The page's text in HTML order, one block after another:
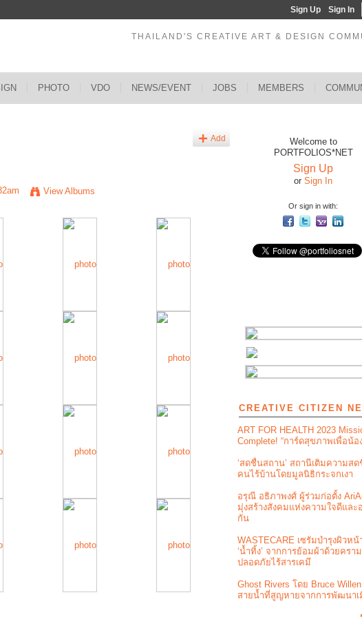
Sign Up Sign In
THAILAND'S CREATIVE ART & DESIGN
PHOTO VDO NEWS/EVENT JOBS MEMBERS
Add
View Albums
Welcome to
PORTFOLIOS*NET
Sign Up
or Sign In
Or sign in with:
CREATIVE CITIZEN
ART FOR HEALTH 2023
Complete! “การ์ดสุขภาพเพื่อน้อ
‘สดชื่นสถาน’ สถานีเติมความส
คนไร้บ้านโดยมูลนิธิกระจกเงา
อรุณี อธิภาพงศ์ ผู้ร่วมก่อตั้ง
มุ่งสร้างสังคมแห่งความใจดีและ
กัน
WASTECARE เซรัมบำรุงผิวหน้
‘น้ำทิ้ง’ จากการย้อมผ้าด้วยครา
ปลอดภัยไร้สารเคมี
Ghost Rivers โดย Bruce
สายน้ำที่สูญหายจากการพัฒนาเ